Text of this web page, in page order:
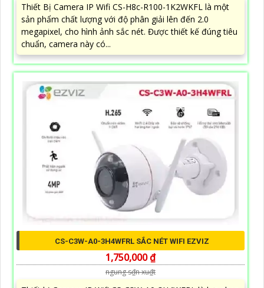
Thiết Bị Camera IP Wifi CS-H8c-R100-1K2WKFL là một
sản phẩm chất lượng với độ phân giải lên đến 2.0
megapixel, cho hình ảnh sắc nét. Được thiết kế đúng tiêu
chuẩn, camera này có...
CS-C3W-A0-3H4WFRL SẮC NÉT WIFI EZVIZ
1,750,000 ₫
ngung s₫n xu₫t